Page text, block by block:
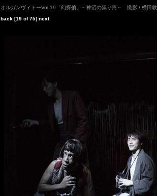
オルガンヴィトーVol.19「幻探偵」～神沼の祟り篇～ 撮影 / 横田
back [19 of 75] next